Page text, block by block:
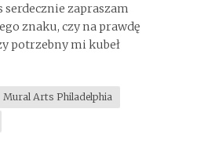
serdecznie zapraszam
znaku, czy na prawdę
potrzebny mi kubeł
Mural Arts Philadelphia